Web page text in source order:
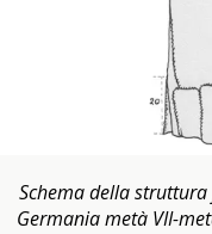
Schema della
Germania metà VII-